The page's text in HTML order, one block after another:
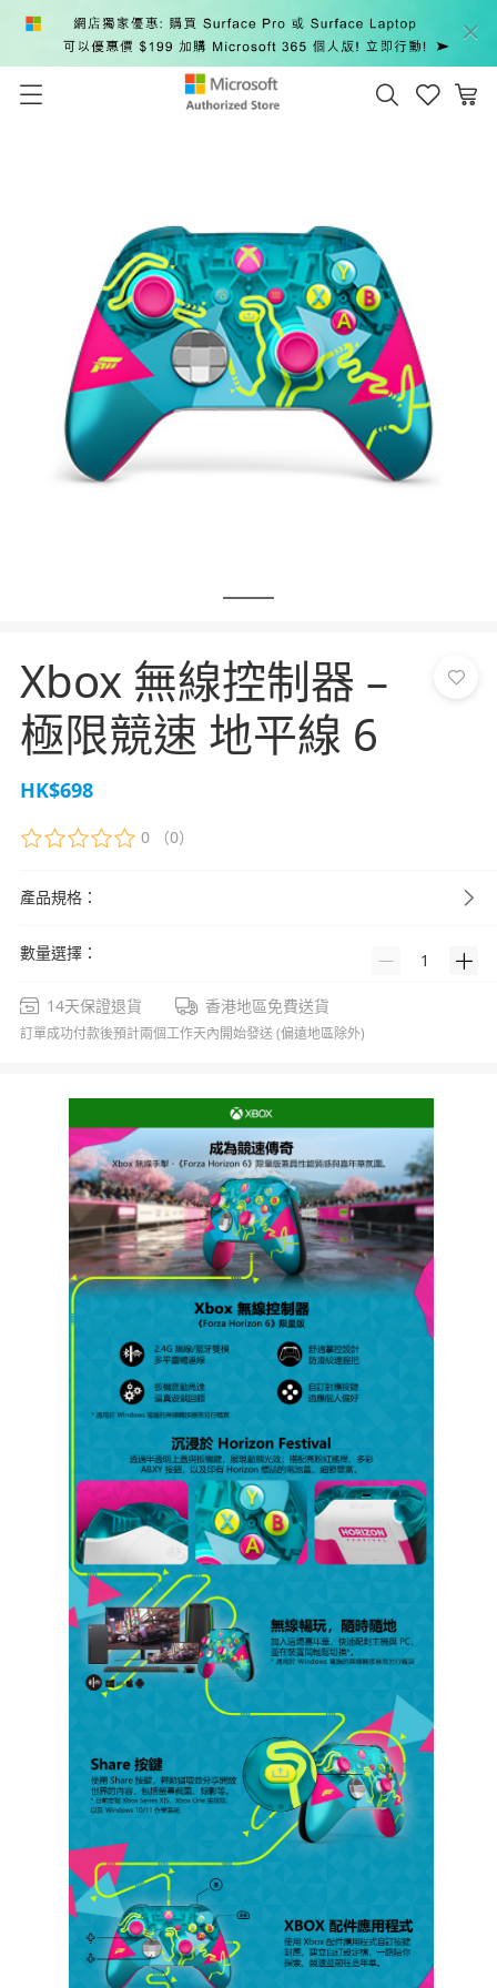
Xbox 無線控制器 –
極限競速 地平線 6
HK$698
0 （0）
產品規格：
數量選擇： 1
14天保證退貨 香港地區免費送貨
訂單成功付款後預計兩個工作天內開始發送 (偏遠地區除外)